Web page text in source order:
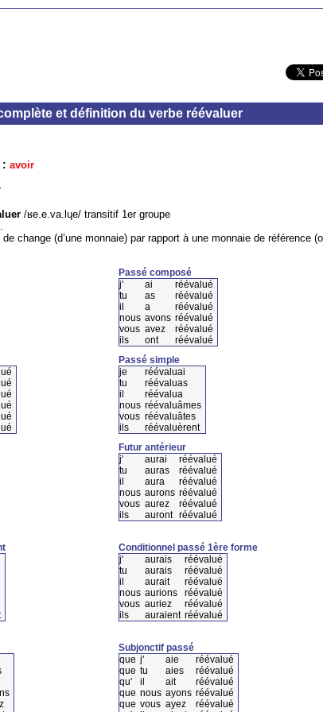
et définition du verbe réévaluer
: avoir
/ʁe.e.va.lɥe/ transitif 1er groupe
change (d’une monnaie) par rapport à une monnaie de référence
Passé composé
j'
ai
réévalué
tu
as
réévalué
il
a
réévalué
nous avons réévalué
vous avez
réévalué
ils
ont
réévalué
Passé simple
je
réévaluai
tu
réévaluas
il
réévalua
nous réévaluâmes
vous réévaluâtes
ils
réévaluèrent
Futur antérieur
j'
aurai
réévalué
tu
auras
réévalué
il
aura
réévalué
nous aurons réévalué
vous aurez
réévalué
ils
auront réévalué
Conditionnel passé 1ère forme
j'
aurais
réévalué
tu
aurais
réévalué
il
aurait
réévalué
nous aurions
réévalué
vous auriez
réévalué
ils
auraient réévalué
Subjonctif passé
que j' aie
réévalué
que tu aies
réévalué
qu'
il ait
réévalué
que nous ayons réévalué
que vous ayez
réévalué